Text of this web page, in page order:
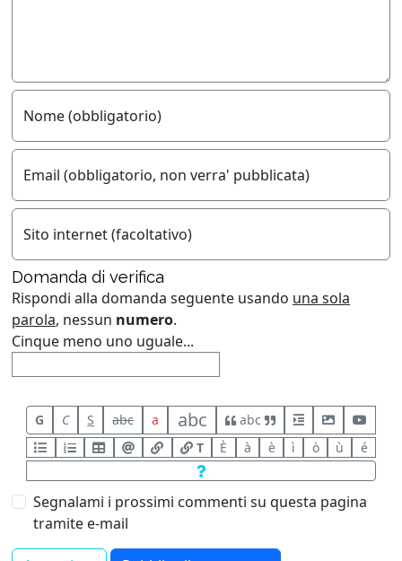
Nome (obbligatorio)
Email (obbligatorio, non verra' pubblicata)
Sito internet (facoltativo)
Domanda di verifica
Rispondi alla domanda seguente usando una sola
parola, nessun numero.
Cinque meno uno uguale...
G C S abc a abc
abc
T
È à è ì ò ù é
Segnalami i prossimi commenti su questa pagina
tramite e-mail